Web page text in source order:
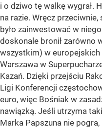
i o dziwo tę walkę wygrał.
na razie. Wręcz
było zainwestować w
doskonale bronił zarówno
wszystkim) w europejskich
Warszawa w
Kazań. Dzięki przejściu
Ligi Konferencji
euro, więc Bośniak w
nawiązką. Jeśli utrzyma
Marka Papszuna nie